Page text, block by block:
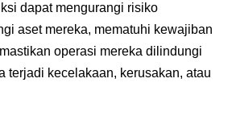
dapat mengurangi risiko
aset mereka, mematuhi kewajiban
operasi mereka dilindungi
terjadi kecelakaan, kerusakan, atau